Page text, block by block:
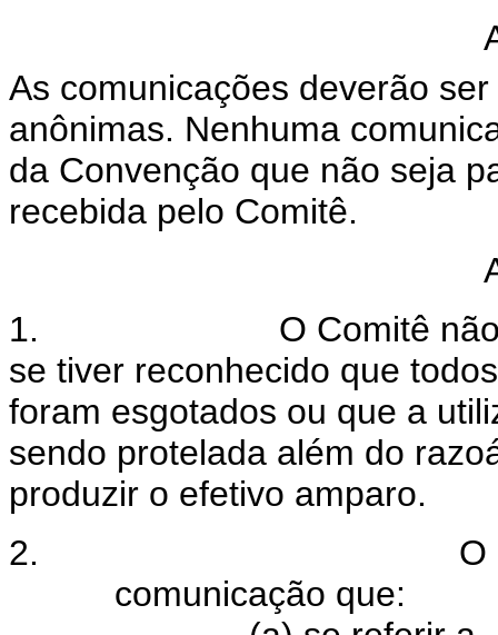
As comunicações deverão
anônimas. Nenhuma
da Convenção que não seja
recebida pelo Comitê.
1.
O Comitê
se tiver reconhecido que
foram esgotados ou que a
sendo protelada além do
produzir o efetivo amparo.
2.
O
comunicação que: